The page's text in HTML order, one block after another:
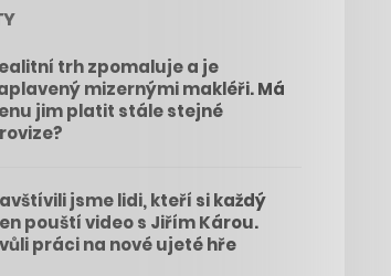
trh zpomaluje a je
mizernými makléři. Má
jim platit stále stejné
jsme lidi, kteří si každý
pouští video s Jiřím Károu.
práci na nové ujeté hře